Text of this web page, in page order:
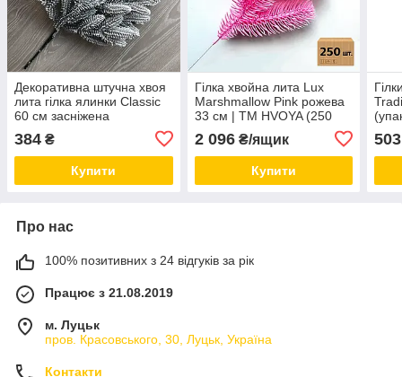
Декоративна штучна хвоя
лита гілка ялинки Classic
60 см засніжена
384 ₴
Купити
Гілка хвойна лита Lux
Marshmallow Pink рожева
33 см | ТМ HVOYA (250
2 096₴/ящик
Купити
503
Про нас
100% позитивних з 24 відгуків за рік
Працює з 21.08.2019
м. Луцьк
пров. Красовського, 30, Луцьк, Україна
Контакти